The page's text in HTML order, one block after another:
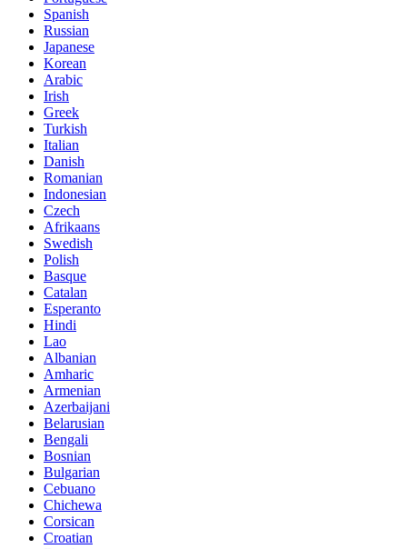
Spanish
Russian
Japanese
Korean
Arabic
Irish
Greek
Turkish
Italian
Danish
Romanian
Indonesian
Czech
Afrikaans
Swedish
Polish
Basque
Catalan
Esperanto
Hindi
Lao
Albanian
Amharic
Armenian
Azerbaijani
Belarusian
Bengali
Bosnian
Bulgarian
Cebuano
Chichewa
Corsican
Croatian